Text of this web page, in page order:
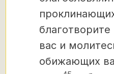
вас и
обижающих